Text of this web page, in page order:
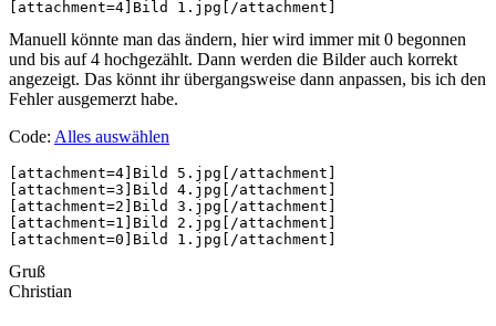
Manuell könnte man das ändern, hier wird immer mit 0 begonnen
und bis auf 4 hochgezählt. Dann werden die Bilder auch korrekt
angezeigt. Das könnt ihr übergangsweise dann anpassen, bis ich den
Fehler ausgemerzt habe.
Code: Alles auswählen
[attachment=4]Bild 5.jpg[/attachment]
[attachment=3]Bild 4.jpg[/attachment]
[attachment=2]Bild 3.jpg[/attachment]
[attachment=1]Bild 2.jpg[/attachment]
Gruß
Christian